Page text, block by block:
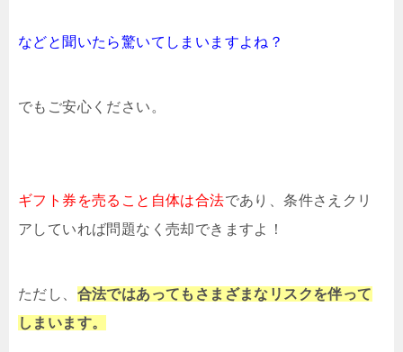
などと聞いたら驚いてしまいますよね？
でもご安心ください。
ギフト券を売ること自体は合法であり、条件さえクリ
アしていれば問題なく売却できますよ！
ただし、 合法ではあっても さまざまなリスクを伴って
しまいます。